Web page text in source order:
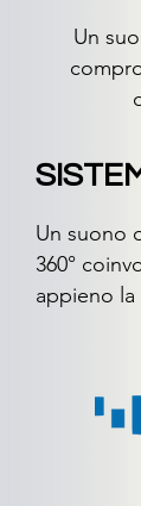
Un
Un suono
360°
appieno la